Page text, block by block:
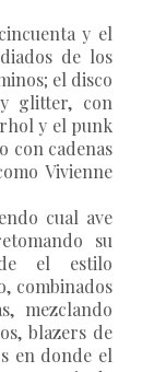
y el
de los
el disco
glitter, con
y el punk
con cadenas
Vivienne
cual ave
su
el estilo
combinados
mezclando
blazers de
en donde el